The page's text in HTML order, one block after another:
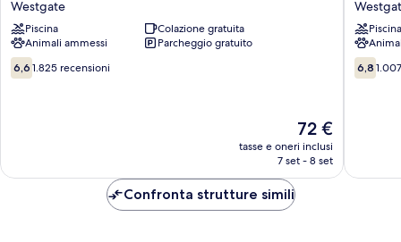
Wyndham
Fargo
Westgate
Westgate
Piscina
Colazione gratuita
Animali ammessi
Parcheggio gratuito
6.6
su
6,6 1.825 recensioni
Il
prezzo
attuale
72 €
tasse e oneri inclusi
7 set - 8 set
Near
West
Acres
Piscina
6.8
su
6,8
Confronta strutture simili